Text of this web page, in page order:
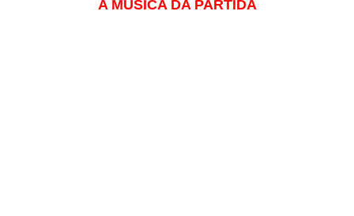
A MÚSICA DA PARTIDA